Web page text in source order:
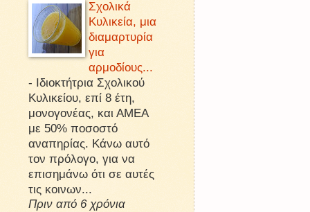
Σχολικά
Κυλικεία, μια
διαμαρτυρία
για
αρμοδίους...
- Ιδιοκτήτρια Σχολικού
Κυλικείου, επί 8 έτη,
μονογονέας, και ΑΜΕΑ
με 50% ποσοστό
αναπηρίας. Κάνω αυτό
τον πρόλογο, για να
επισημάνω ότι σε αυτές
τις κοινων...
Πριν από 6 χρόνια